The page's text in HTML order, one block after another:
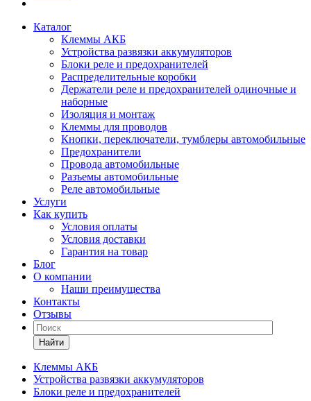
Каталог
Клеммы АКБ
Устройства развязки аккумуляторов
Блоки реле и предохранителей
Распределительные коробки
Держатели реле и предохранителей одиночные и
наборные
Изоляция и монтаж
Клеммы для проводов
Кнопки, переключатели, тумблеры автомобильные
Предохранители
Провода автомобильные
Разъемы автомобильные
Реле автомобильные
Услуги
Как купить
Условия оплаты
Условия доставки
Гарантия на товар
Блог
О компании
Наши преимущества
Контакты
Отзывы
Найти
Клеммы АКБ
Устройства развязки аккумуляторов
Блоки реле и предохранителей